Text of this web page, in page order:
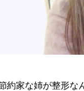
約家な姉が整形な